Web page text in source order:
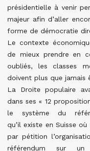
présidentielle à venir
majeur afin d’aller
forme de démocratie
Le contexte
de mieux prendre en
oubliés, les classes
doivent plus que jamais
La Droite populaire
dans ses « 12
le système du
qu’il existe en Suisse
par pétition
référendum sur